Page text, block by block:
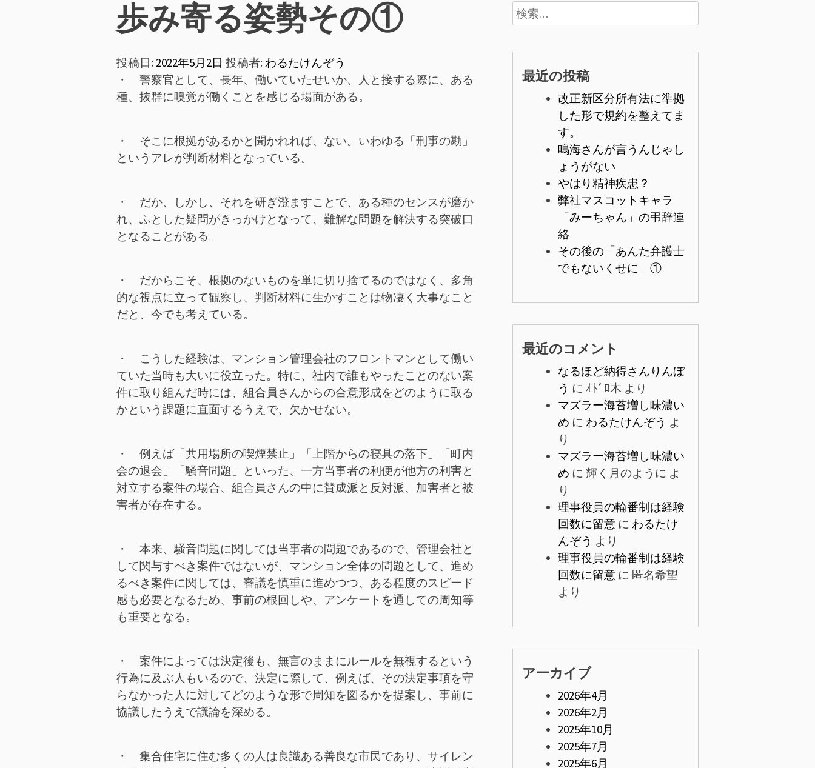
ン
メ
ニ
ュ
ー
歩み寄る姿勢その①
投稿日: 2022年5月2日 投稿者: わるたけんぞう
・ 警察官として、長年、働いていたせいか、人と接する際に、ある
種、抜群に嗅覚が働くことを感じる場面がある。
・ そこに根拠があるかと聞かれれば、ない。いわゆる「刑事の勘」
というアレが判断材料となっている。
・ だか、しかし、それを研ぎ澄ますことで、ある種のセンスが磨か
れ、ふとした疑問がきっかけとなって、難解な問題を解決する突破口
となることがある。
・ だからこそ、根拠のないものを単に切り捨てるのではなく、多角
的な視点に立って観察し、判断材料に生かすことは物凄く大事なこと
だと、今でも考えている。
・ こうした経験は、マンション管理会社のフロントマンとして働い
ていた当時も大いに役立った。特に、社内で誰もやったことのない案
件に取り組んだ時には、組合員さんからの合意形成をどのように取る
かという課題に直面するうえで、欠かせない。
・ 例えば「共用場所の喫煙禁止」「上階からの寝具の落下」「町内
会の退会」「騒音問題」といった、一方当事者の利便が他方の利害と
対立する案件の場合、組合員さんの中に賛成派と反対派、加害者と被
害者が存在する。
・ 本来、騒音問題に関しては当事者の問題であるので、管理会社と
して関与すべき案件ではないが、マンション全体の問題として、進め
るべき案件に関しては、審議を慎重に進めつつ、ある程度のスピード
感も必要となるため、事前の根回しや、アンケートを通しての周知等
も重要となる。
・ 案件によっては決定後も、無言のままにルールを無視するという
行為に及ぶ人もいるので、決定に際して、例えば、その決定事項を守
らなかった人に対してどのような形で周知を図るかを提案し、事前に
協議したうえで議論を深める。
・ 集合住宅に住む多くの人は良識ある善良な市民であり、サイレン
検
索:
最近の投稿
改正新区分所有法に準拠
した形で規約を整えてま
す。
鳴海さんが言うんじゃし
ょうがない
やはり精神疾患？
弊社マスコットキャラ
「みーちゃん」の弔辞連
絡
その後の「あんた弁護士
でもないくせに」①
最近のコメント
なるほど納得さんりんぼ
う に ｵﾄﾞﾛ木 より
マズラー海苔増し味濃い
め に わるたけんぞう よ
り
マズラー海苔増し味濃い
め に 輝く月のように よ
り
理事役員の輪番制は経験
回数に留意に わるたけ
んぞう より
理事役員の輪番制は経験
回数に留意に 匿名希望
より
アーカイブ
2026年4月
2026年2月
2025年10月
2025年7月
2025年6月